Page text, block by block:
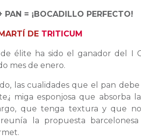
PAN = ¡BOCADILLO PERFECTO!
DE TRITICUM
élite ha sido el ganador del I
mes de enero.
las cualidades que el pan
miga esponjosa que absorba
que tenga textura y que
reunía la propuesta